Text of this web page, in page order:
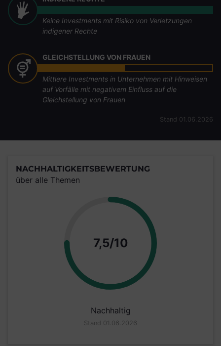
Keine Investments mit Risiko von Verletzungen
indigener Rechte
GLEICHSTELLUNG VON FRAUEN
Mittlere Investments in Unternehmen mit Hinweisen
auf Vorfälle mit negativem Einfluss auf die
Gleichstellung von Frauen
Stand 01.06.2026
NACHHALTIGKEITSBEWERTUNG
über alle Themen
7,5/10 Punkte
Nachhaltig
Stand 01.06.2026